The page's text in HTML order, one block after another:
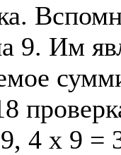
9. Им
4 х 9 =